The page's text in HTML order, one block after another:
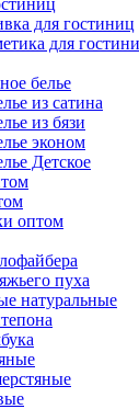
для гостиниц
для
белье
из сатина
из бязи
эконом
Детское
оптом
пуха
натуральные